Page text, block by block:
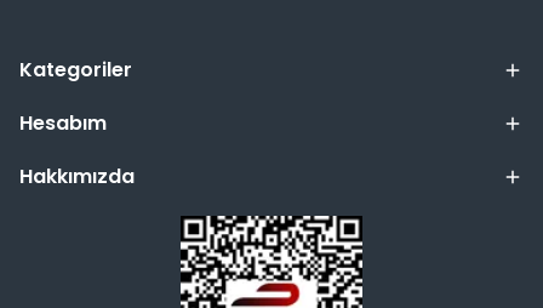
Kategoriler
Hesabım
Hakkımızda